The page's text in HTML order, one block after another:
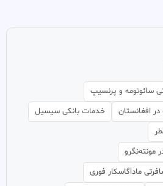
سائوتومه و پرنسیپ
افغانستان
خدمات بانکی سیسیل
ماداگاسکار فوری